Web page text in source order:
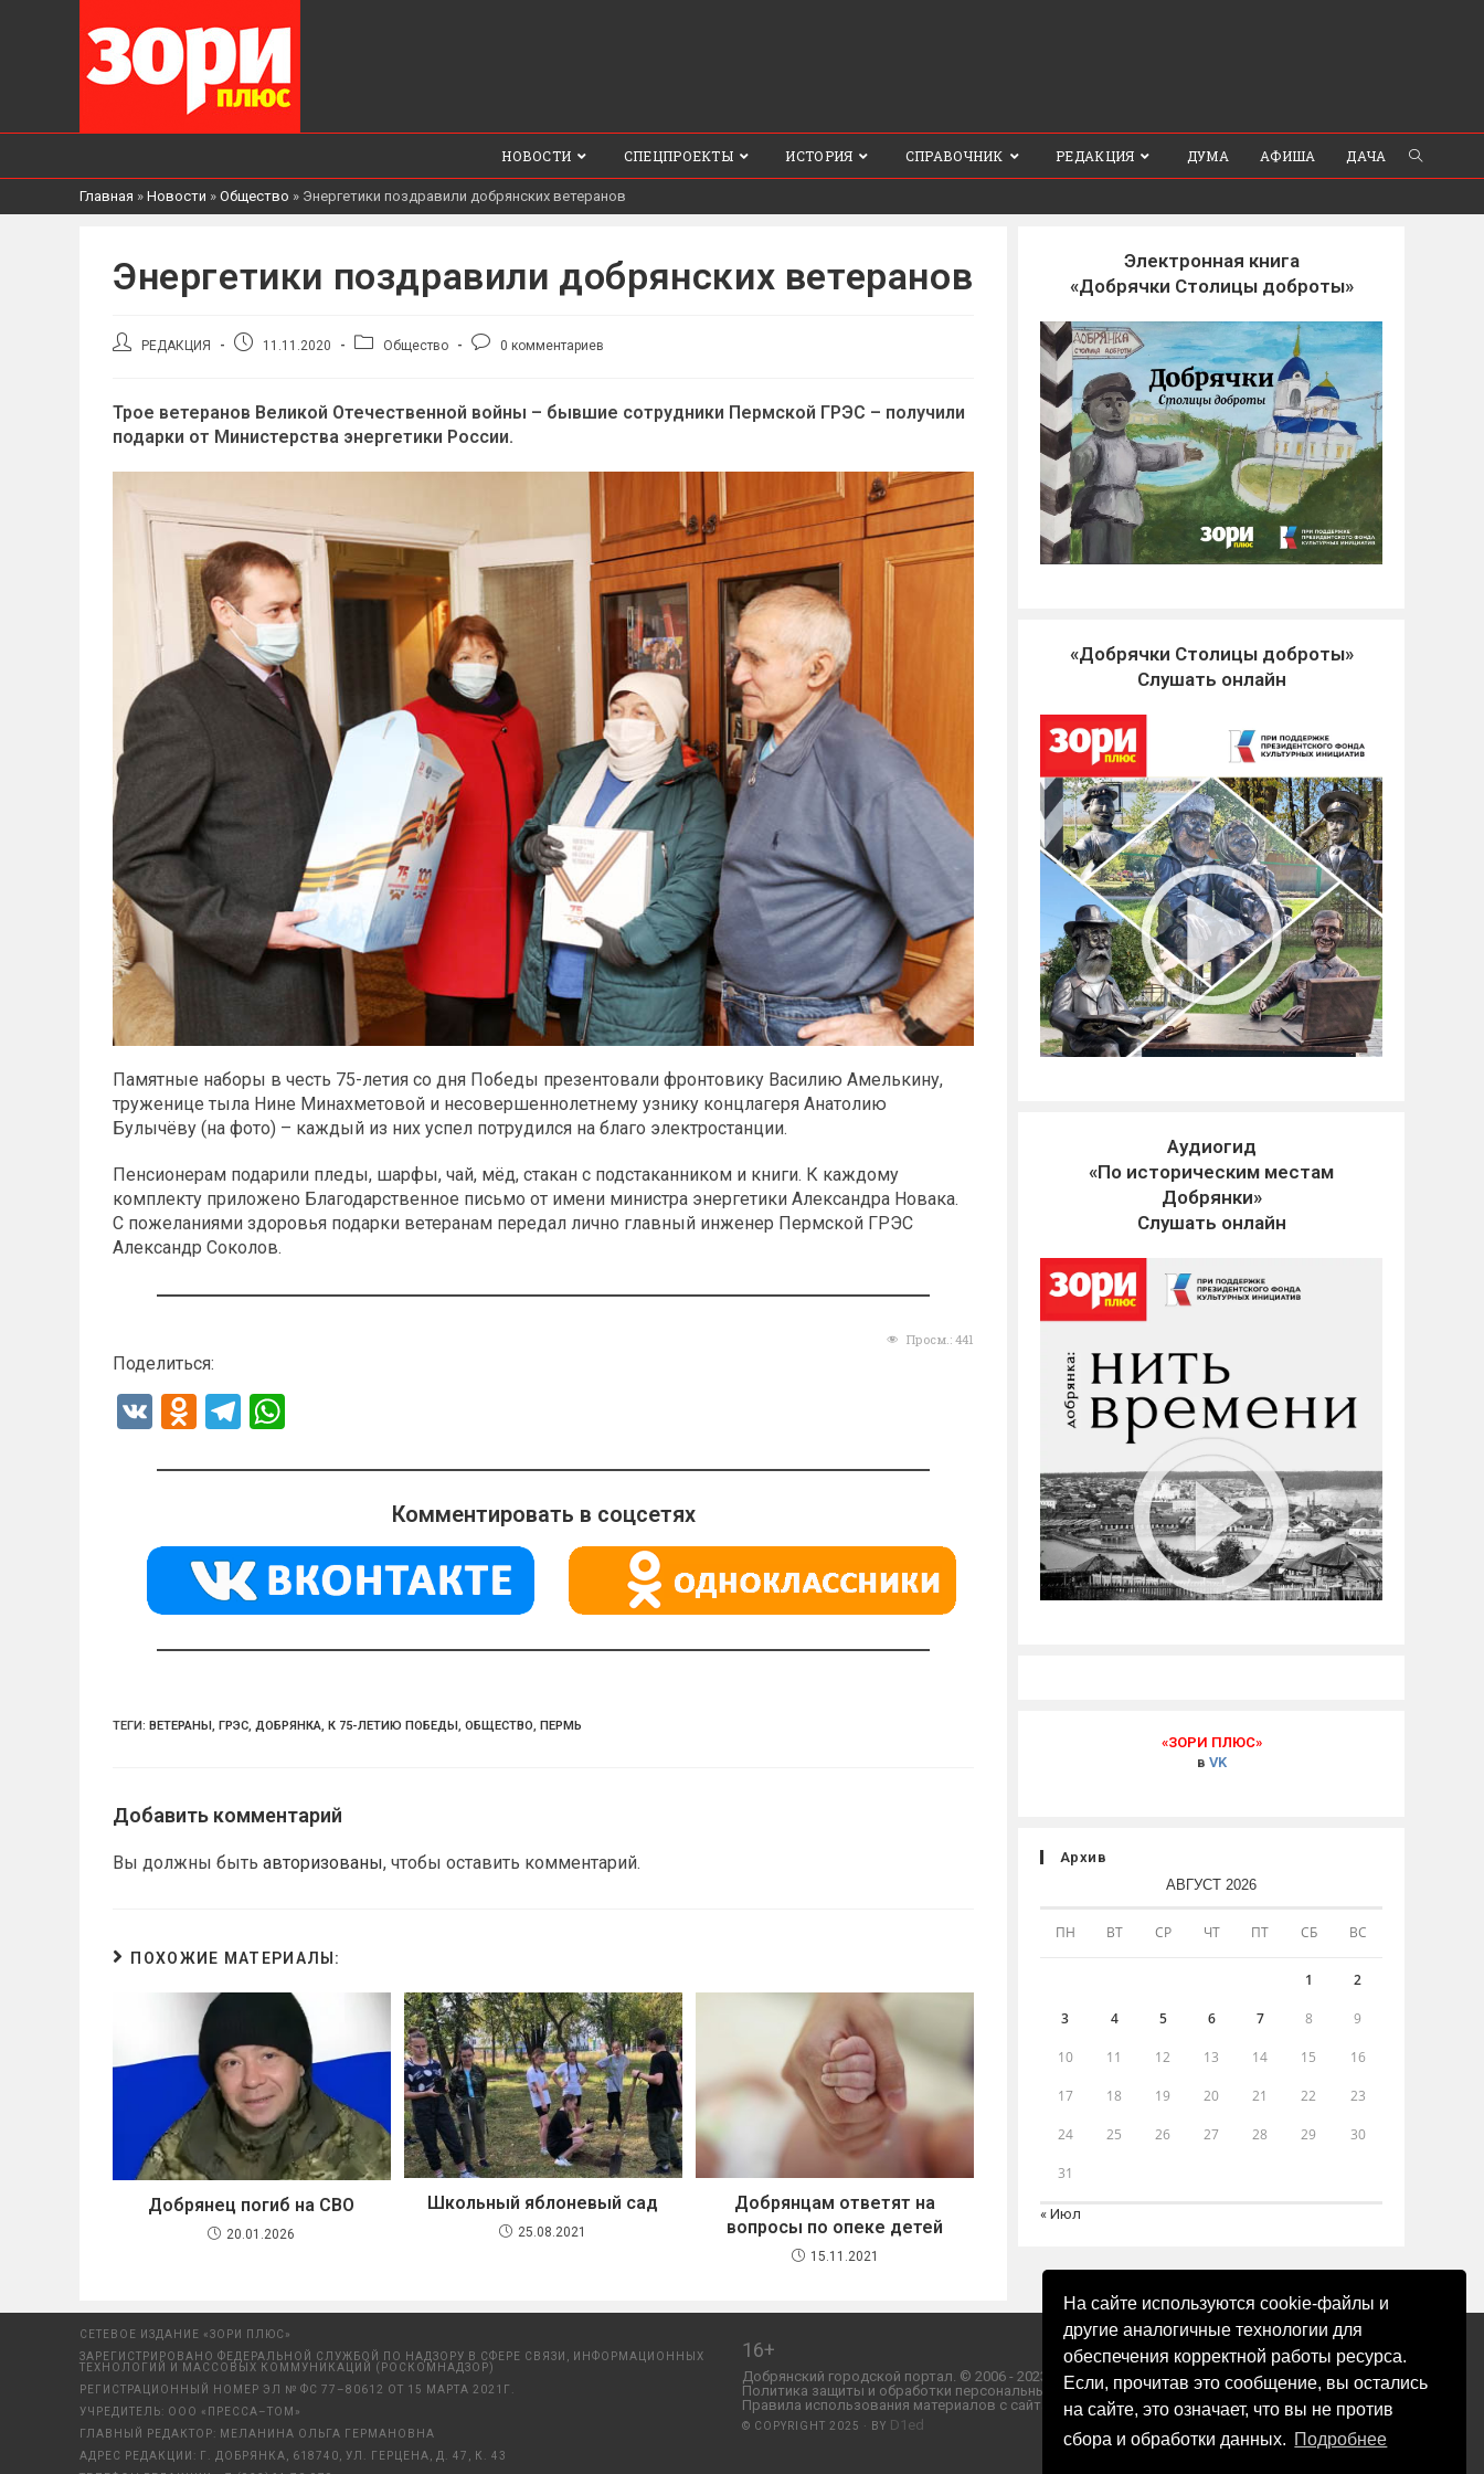
На сайте используются cookie-файлы и
другие аналогичные технологии для
обеспечения корректной работы ресурса.
Если, прочитав это сообщение, вы остались
на сайте, это означает, что вы не против
сбора и обработки данных. Подробнее
НОВОСТИ СПЕЦПРОЕКТЫ ИСТОРИЯ СПРАВОЧНИК РЕДАКЦИЯ ДУМА АФИША ДАЧА
Главная » Новости » Общество » Энергетики поздравили добрянских ветеранов
Энергетики поздравили добрянских ветеранов
АвторРЕДАКЦИЯ
Запись11.11.2020
РубрикаОбщество
Комментарии
0 комментариев
Трое ветеранов Великой Отечественной войны – бывшие сотрудники Пермской ГРЭС – получили
подарки от Министерства энергетики России.
Памятные наборы в честь 75-летия со дня Победы презентовали фронтовику Василию Амелькину,
труженице тыла Нине Минахметовой и несовершеннолетнему узнику концлагеря Анатолию
Булычёву (на фото) – каждый из них успел потрудился на благо электростанции.
Пенсионерам подарили пледы, шарфы, чай, мёд, стакан с подстаканником и книги. К каждому
комплекту приложено Благодарственное письмо от имени министра энергетики Александра Новака.
С пожеланиями здоровья подарки ветеранам передал лично главный инженер Пермской ГРЭС
Александр Соколов.
Просм.: 441
Поделиться:
V
O
n
kl
a
ss
ni
T
e
a
m
at
A
p
p
Комментировать в соцсетях
ТЕГИ: ВЕТЕРАНЫ , ГРЭС, ДОБРЯНКА, К 75-ЛЕТИЮ ПОБЕДЫ , ОБЩЕСТВО, ПЕРМЬ
Добавить комментарий
Вы должны быть авторизованы, чтобы оставить комментарий.
ПОХОЖИЕ МАТЕРИАЛЫ:
Добрянец погиб на СВО
20.01.2026
Школьный яблоневый сад
25.08.2021
Добрянцам ответят на
вопросы по опеке детей
15.11.2021
Электронная книга
«Добрячки Столицы доброты»
«Добрячки Столицы доброты»
Слушать онлайн
Аудиогид
«По историческим местам
Добрянки»
Слушать онлайн
«ЗОРИ ПЛЮС»
в VK
Архив
АВГУСТ 2026
ПН ВТ СР ЧТ ПТ СБ ВС
1 2
3 4 5 6 7 8 9
10 11 12 13 14 15 16
17 18 19 20 21 22 23
24 25 26 27 28 29 30
31
« Июл
СЕТЕВОЕ ИЗДАНИЕ «ЗОРИ ПЛЮС»
ЗАРЕГИСТРИРОВАНО ФЕДЕРАЛЬНОЙ СЛУЖБОЙ ПО НАДЗОРУ В СФЕРЕ СВЯЗИ, ИНФОРМАЦИОННЫХ
ТЕХНОЛОГИЙ И МАССОВЫХ КОММУНИКАЦИЙ (РОСКОМНАДЗОР)
РЕГИСТРАЦИОННЫЙ НОМЕР ЭЛ № ФС 77–80612 ОТ 15 МАРТА 2021Г.
УЧРЕДИТЕЛЬ: ООО «ПРЕССА–ТОМ»
ГЛАВНЫЙ РЕДАКТОР: МЕЛАНИНА ОЛЬГА ГЕРМАНОВНА
АДРЕС РЕДАКЦИИ: Г. ДОБРЯНКА, 618740, УЛ. ГЕРЦЕНА, Д. 47, К. 43
16+
Добрянский городской портал. © 2006 - 2023 ООО «Пресса-Том».
Политика защиты и обработки персональных данных ООО «Пресса-Том».
Правила использования материалов с сайта «ЗОРИ ПЛЮС».
© COPYRIGHT 2025 · BY D1ed